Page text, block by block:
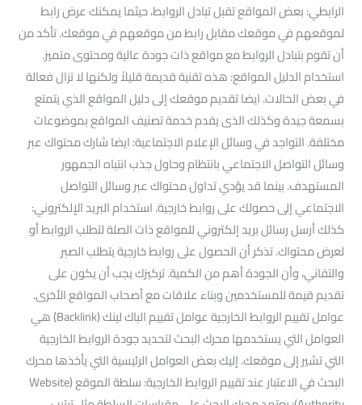
الرابطي: بعض المواقع تقبل تبادل الروابط، حيثما يمكنك عرض رابط
لموقعهم في موقعك مقابل رابط من موقعهم في موقعك. تأكد من
أن تقوم بتبادل الروابط مع مواقع ذات جودة عالية ومحتوى متميز.
استخدام الدليل المواقع: هذه تقنية قديمة قليلاً ولكنها لا تزال فعالة
في بعض الحالات. ايضا تقديم موقعك إلى دليل المواقع الذي يتمتع
بسمعة جيدة وكذلك الذى يقدم خدمة تصنيف المواقع بموضوعات
مختلفة. التواجد في وسائل الإعلام الاجتماعية: ايضا شارك محتواك عبر
وسائل التواصل الاجتماعي بانتظام وحاول جذب انتباه الجمهور
المستهدف. بينما قد يؤدي تداول محتواك عبر وسائل التواصل
الاجتماعي إلى حصولك على روابط خارجية. استخدام البريد الإلكتروني:
كذلك أرسل رسائل بريد إلكتروني للمواقع ذات الصلة لتطلب الروابط أو
لعرض محتواك. تذكر أن الحصول على روابط خارجية يتطلب الصبر
والتفاني، وأن الجودة أهم من الكمية. تركيزك يجب أن يكون على
تقديم قيمة للمستخدمين وبناء علاقات مع أصحاب المواقع الأخرى.
عوامل تقييم الروابط الخارجية عوامل تقييم الباك لينك (Backlink) هي
العوامل التي يستخدمها محرك البحث لتحديد جودة الروابط الخارجية
التي تشير إلى موقعك. إليك بعض العوامل الرئيسية التي يأخذها محرك
البحث في الاعتبار عند تقييم الروابط الخارجية: سلطة الموقع (Website